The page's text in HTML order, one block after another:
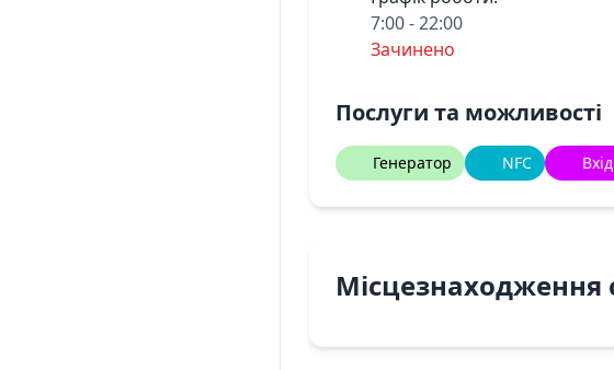
7:00 - 22:00
Зачинено
Послуги та можливості
Генератор NFC
Місцезнаходження